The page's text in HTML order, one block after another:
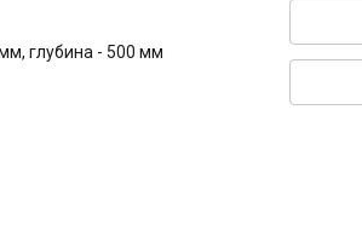
глубина - 500 мм